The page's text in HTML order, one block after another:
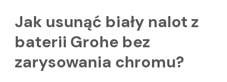
Jak usunąć biały nalot z
baterii Grohe bez
zarysowania chromu?